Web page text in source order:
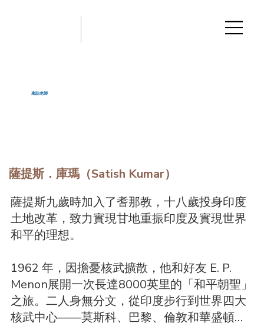
薩提斯．庫瑪（Satish Kumar）
薩提斯九歲時加入了耆那教，十八歲投身印度
土地改革，致力實現甘地重振印度及實現世界
和平的理想。
1962 年，因擔憂核武擴散，他和好友 E. P.
Menon展開一次長達8000英里的「和平朝聖」
之旅。二人身無分文，從印度步行到世界四大
核武中心——莫斯科、巴黎、倫敦和華盛頓，
來訪老師